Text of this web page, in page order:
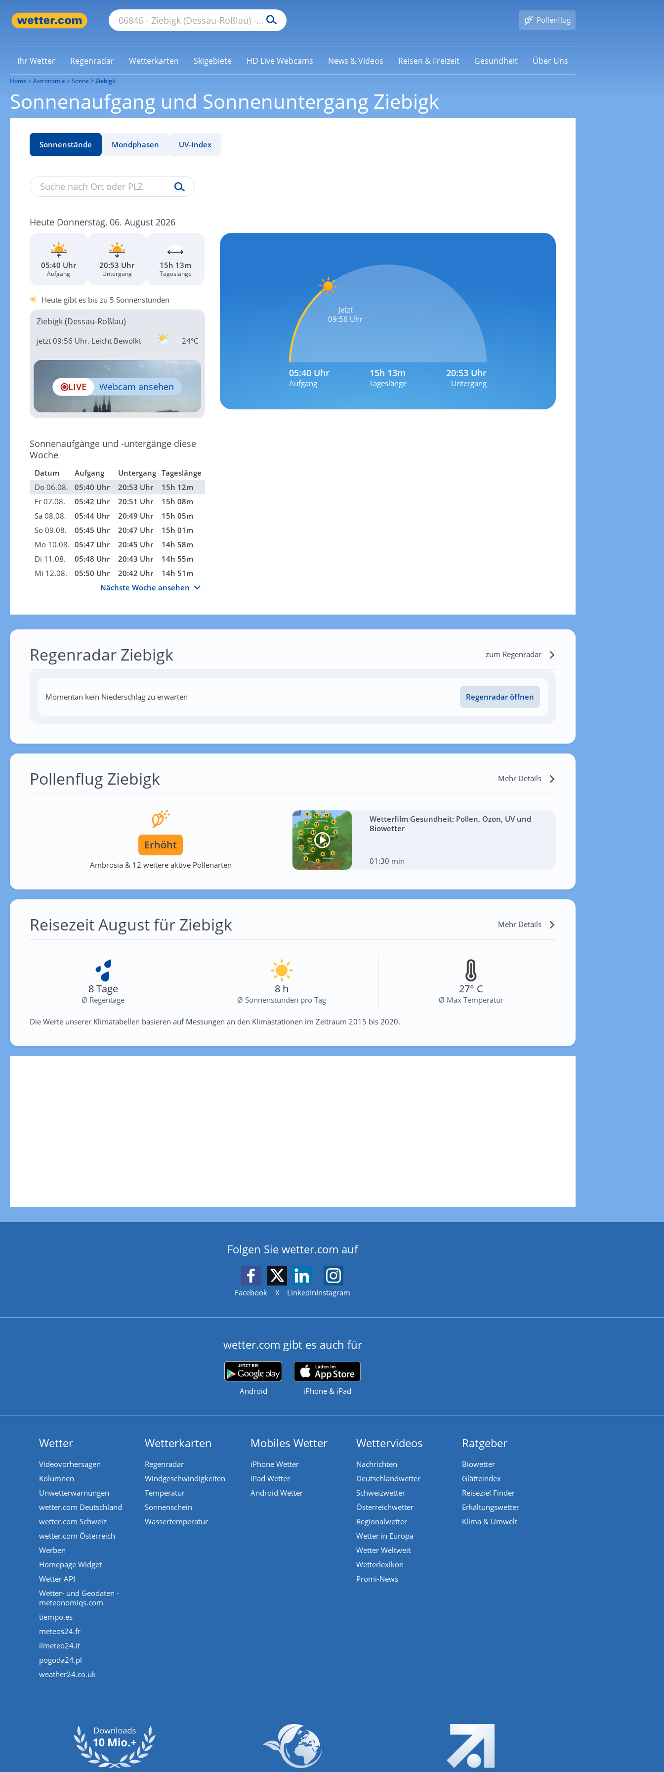
Pollenflug
Ihr Wetter Regenradar Wetterkarten Skigebiete HD Live Webcams News & Videos Reisen & Freizeit Gesundheit Über Uns
Home Astronomie Sonne Ziebigk
Sonnenaufgang und Sonnenuntergang Ziebigk
Sonnenstände Mondphasen UV-Index
Heute Donnerstag, 06. August 2026
05:40 Uhr
Aufgang
20:53 Uhr
Untergang
15h 13m
Tageslänge
Heute gibt es bis zu 5 Sonnenstunden
Ziebigk (Dessau-Roßlau)
24°C
jetzt 09:56 Uhr. Leicht Bewölkt
LIVE Webcam ansehen
Sonnenaufgänge und -untergänge diese
Woche
Datum Aufgang Untergang Tageslänge
Do 06.08.
05:40 Uhr 20:53 Uhr
15h 12m
Fr 07.08.
05:42 Uhr 20:51 Uhr
15h 08m
Sa 08.08.
05:44 Uhr 20:49 Uhr
15h 05m
So 09.08.
05:45 Uhr 20:47 Uhr
15h 01m
Mo 10.08. 05:47 Uhr 20:45 Uhr
14h 58m
Di 11.08.
05:48 Uhr 20:43 Uhr
14h 55m
Mi 12.08.
05:50 Uhr 20:42 Uhr
14h 51m
Nächste Woche ansehen
Jetzt
09:56 Uhr
05:40 Uhr
Aufgang
15h 13m
Tageslänge
20:53 Uhr
Untergang
Regenradar Ziebigk zum Regenradar
Momentan kein Niederschlag zu erwarten Regenradar öffnen
Pollenflug Ziebigk Mehr Details
Erhöht
Ambrosia & 12 weitere aktive Pollenarten
Wetterfilm Gesundheit: Pollen, Ozon, UV und
Biowetter
01:30 min
Reisezeit August für Ziebigk Mehr Details
8 Tage
Ø Regentage
8 h
Ø Sonnenstunden pro Tag
27° C
Ø Max Temperatur
Die Werte unserer Klimatabellen basieren auf Messungen an den Klimastationen im Zeitraum 2015 bis 2020.
Folgen Sie wetter.com auf
Facebook X LinkedInInstagram
wetter.com gibt es auch für
Android iPhone & iPad
Wetter
Videovorhersagen
Kolumnen
Unwetterwarnungen
wetter.com Deutschland
wetter.com Schweiz
wetter.com Österreich
Werben
Homepage Widget
Wetter API
Wetter- und Geodaten -
meteonomiqs.com
tiempo.es
meteos24.fr
ilmeteo24.it
pogoda24.pl
weather24.co.uk
Wetterkarten
Regenradar
Windgeschwindigkeiten
Temperatur
Sonnenschein
Wassertemperatur
Mobiles Wetter
iPhone Wetter
iPad Wetter
Android Wetter
Wettervideos
Nachrichten
Deutschlandwetter
Schweizwetter
Österreichwetter
Regionalwetter
Wetter in Europa
Wetter Weltweit
Wetterlexikon
Promi-News
Ratgeber
Biowetter
Glätteindex
Reiseziel Finder
Erkältungswetter
Klima & Umwelt